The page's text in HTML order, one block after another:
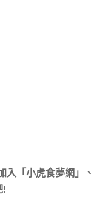
入「小虎食夢網」、
!